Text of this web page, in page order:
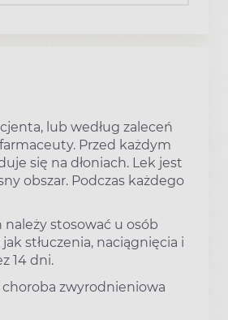
lub według zaleceń
Przed każdym
się na dłoniach. Lek jest
obszar. Podczas każdego
należy stosować u osób
stłuczenia, naciągnięcia i
14 dni.
zwyrodnieniowa